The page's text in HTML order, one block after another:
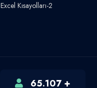
Excel Kısayolları-2
65.107 +